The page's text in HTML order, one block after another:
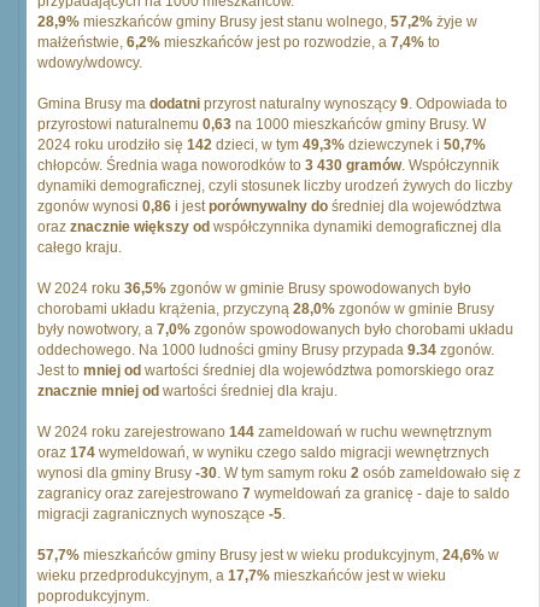
28,9% mieszkańców gminy Brusy jest stanu wolnego, 57,2% żyje w
małżeństwie, 6,2% mieszkańców jest po rozwodzie, a 7,4% to
wdowy/wdowcy.
Gmina Brusy ma dodatni przyrost naturalny wynoszący 9. Odpowiada to
przyrostowi naturalnemu 0,63 na 1000 mieszkańców gminy Brusy. W
2024 roku urodziło się 142 dzieci, w tym 49,3% dziewczynek i 50,7%
chłopców. Średnia waga noworodków to 3 430 gramów. Współczynnik
dynamiki demograficznej, czyli stosunek liczby urodzeń żywych do liczby
zgonów wynosi 0,86 i jestporównywalny do średniej dla województwa
oraz znacznie większy od współczynnika dynamiki demograficznej dla
całego kraju.
W 2024 roku 36,5% zgonów w gminie Brusy spowodowanych było
chorobami układu krążenia, przyczyną 28,0% zgonów w gminie Brusy
były nowotwory, a 7,0% zgonów spowodowanych było chorobami układu
oddechowego. Na 1000 ludności gminy Brusy przypada 9.34 zgonów.
Jest to mniej od wartości średniej dla województwa pomorskiego oraz
znacznie mniej od wartości średniej dla kraju.
W 2024 roku zarejestrowano 144 zameldowań w ruchu wewnętrznym
oraz 174 wymeldowań, w wyniku czego saldo migracji wewnętrznych
wynosi dla gminy Brusy -30. W tym samym roku 2 osób zameldowało się z
zagranicy oraz zarejestrowano 7 wymeldowań za granicę - daje to saldo
migracji zagranicznych wynoszące -5.
57,7% mieszkańców gminy Brusy jest w wieku produkcyjnym, 24,6% w
wieku przedprodukcyjnym, a 17,7% mieszkańców jest w wieku
poprodukcyjnym.